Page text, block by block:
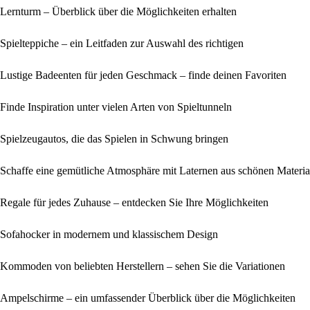
Lernturm – Überblick über die Möglichkeiten erhalten
Spielteppiche – ein Leitfaden zur Auswahl des richtigen
Lustige Badeenten für jeden Geschmack – finde deinen Favoriten
Finde Inspiration unter vielen Arten von Spieltunneln
Spielzeugautos, die das Spielen in Schwung bringen
Schaffe eine gemütliche Atmosphäre mit Laternen aus schönen
Regale für jedes Zuhause – entdecken Sie Ihre Möglichkeiten
Sofahocker in modernem und klassischem Design
Kommoden von beliebten Herstellern – sehen Sie die Variationen
Ampelschirme – ein umfassender Überblick über die Möglichkeiten